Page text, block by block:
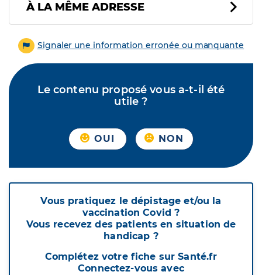
À LA MÊME ADRESSE
Signaler une information erronée ou manquante
Le contenu proposé vous a-t-il été
utile ?
OUI NON
Vous pratiquez le dépistage et/ou la
vaccination Covid ?
Vous recevez des patients en situation de
handicap ?
Complétez votre fiche sur Santé.fr
Connectez-vous avec